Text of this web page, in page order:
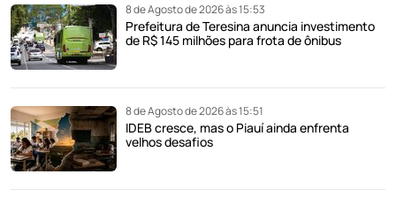
8 de Agosto de 2026 às 15:53
Prefeitura de Teresina anuncia investimento
de R$ 145 milhões para frota de ônibus
8 de Agosto de 2026 às 15:51
IDEB cresce, mas o Piauí ainda enfrenta
velhos desafios